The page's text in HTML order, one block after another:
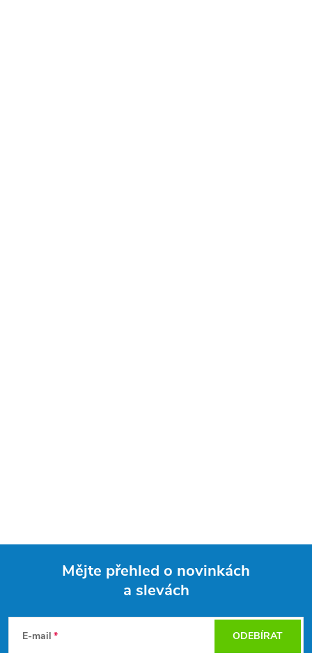
Mějte přehled o novinkách
a slevách
E-mail ODEBÍRAT